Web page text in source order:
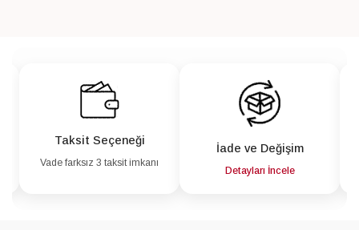
Taksit Seçeneği
Vade farksız 3 taksit imkanı
İade ve Değişim
Detayları İncele